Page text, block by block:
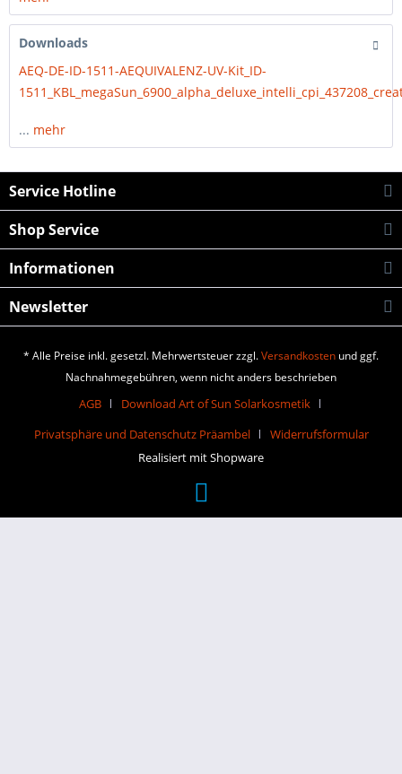
Downloads
AEQ-DE-ID-1511-AEQUIVALENZ-UV-Kit_ID-
... mehr
Service Hotline
Shop Service
Informationen
Newsletter
* Alle Preise inkl. gesetzl. Mehrwertsteuer zzgl.Versandkosten und ggf.
Nachnahmegebühren, wenn nicht anders beschrieben
AGB
Download Art of Sun Solarkosmetik
Privatsphäre und Datenschutz Präambel
Widerrufsformular
Realisiert mit Shopware